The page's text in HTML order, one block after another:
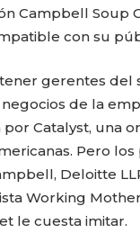
Campbell Soup
con su
gerentes del
de la
Catalyst, una
Pero
Deloitte
Working
le cuesta imitar.